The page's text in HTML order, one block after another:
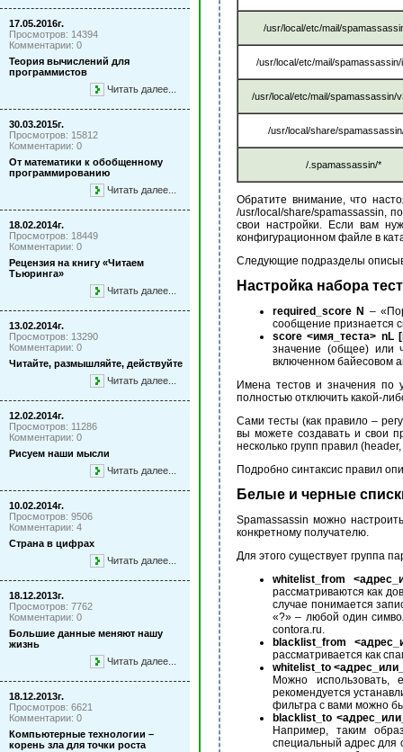
17.05.2016г.
Просмотров: 14394
Комментарии: 0
Теория вычислений для
программистов
Читать далее...
30.03.2015г.
Просмотров: 15812
Комментарии: 0
От математики к обобщенному
программированию
Читать далее...
18.02.2014г.
Просмотров: 18449
Комментарии: 0
Рецензия на книгу «Читаем
Тьюринга»
Читать далее...
13.02.2014г.
Просмотров: 13290
Комментарии: 0
Читайте, размышляйте, действуйте
Читать далее...
12.02.2014г.
Просмотров: 11286
Комментарии: 0
Рисуем наши мысли
Читать далее...
10.02.2014г.
Просмотров: 9506
Комментарии: 4
Страна в цифрах
Читать далее...
18.12.2013г.
Просмотров: 7762
Комментарии: 0
Большие данные меняют нашу
жизнь
Читать далее...
18.12.2013г.
Просмотров: 6621
Комментарии: 0
Компьютерные технологии –
корень зла для точки роста
/usr/local/etc/mail/
/usr/local/etc/mail/spamassassin/
/usr/local/etc/mail/spamassassin/
/usr/local/share/
/.spamassassin/*
Обратите внимание, что
/usr/local/share/spamassassin,
свои настройки. Если вам
конфигурационном файле в
Следующие подразделы
Настройка набора
required_score N –
сообщение признается
score <имя_теста> nL
значение (общее) или
включенном байесовом
Имена тестов и значения по
полностью отключить какой-
Сами тесты (как правило –
вы можете создавать и свои
несколько групп правил
Подробно синтаксис правил
Белые и черные
Spamassassin можно
конкретному получателю.
Для этого существует группа
whitelist_from
рассматриваются как
случае понимается
«?» – любой один
contora.ru.
blacklist_from
рассматривается как
whitelist_to
Можно использовать,
рекомендуется
фильтра с вами можно
blacklist_to
Например, таким
специальный адрес для